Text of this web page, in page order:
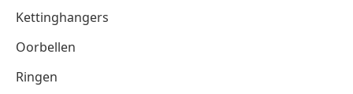
Kettinghangers
Oorbellen
Ringen